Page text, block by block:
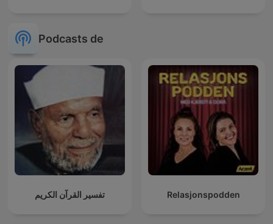
Podcasts de
تفسير القرآن الكريم Relasjonspodden